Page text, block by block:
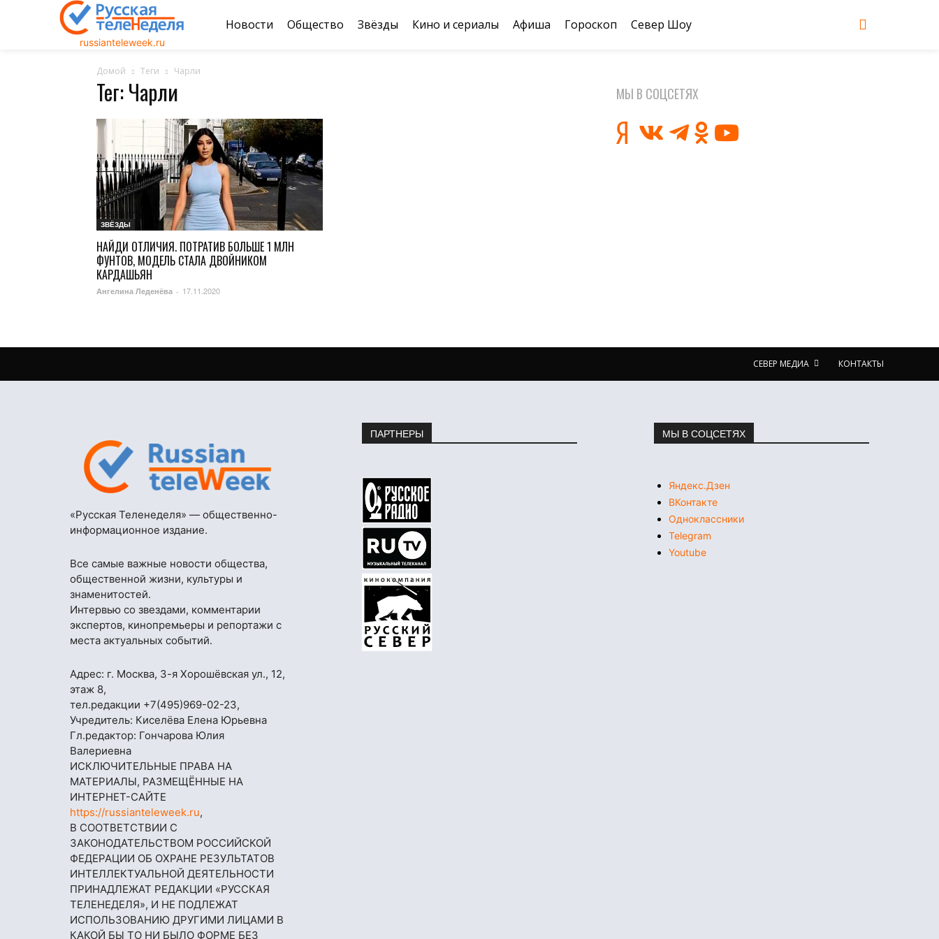
russianteleweek.ru
Новости Общество Звёзды Кино и сериалы Афиша Гороскоп Север Шоу
Домой Теги Чарли
Тег: Чарли
ЗВЁЗДЫ
НАЙДИ ОТЛИЧИЯ. ПОТРАТИВ БОЛЬШЕ 1 МЛН
ФУНТОВ, МОДЕЛЬ СТАЛА ДВОЙНИКОМ
КАРДАШЬЯН
Ангелина Леденёва - 17.11.2020
МЫ В СОЦСЕТЯХ
СЕВЕР МЕДИА КОНТАКТЫ
«Русская Теленеделя» — общественно-
информационное издание.
Все самые важные новости общества,
общественной жизни, культуры и
знаменитостей.
Интервью со звездами, комментарии
экспертов, кинопремьеры и репортажи с
места актуальных событий.
Адрес: г. Москва, 3-я Хорошёвская ул., 12,
этаж 8,
тел.редакции +7(495)969-02-23,
Учредитель: Киселёва Елена Юрьевна
Гл.редактор: Гончарова Юлия
Валериевна
ИСКЛЮЧИТЕЛЬНЫЕ ПРАВА НА
МАТЕРИАЛЫ, РАЗМЕЩЁННЫЕ НА
ИНТЕРНЕТ-САЙТЕ
https://russianteleweek.ru,
В СООТВЕТСТВИИ С
ЗАКОНОДАТЕЛЬСТВОМ РОССИЙСКОЙ
ФЕДЕРАЦИИ ОБ ОХРАНЕ РЕЗУЛЬТАТОВ
ИНТЕЛЛЕКТУАЛЬНОЙ ДЕЯТЕЛЬНОСТИ
ПРИНАДЛЕЖАТ РЕДАКЦИИ «РУССКАЯ
ТЕЛЕНЕДЕЛЯ», И НЕ ПОДЛЕЖАТ
ИСПОЛЬЗОВАНИЮ ДРУГИМИ ЛИЦАМИ В
КАКОЙ БЫ ТО НИ БЫЛО ФОРМЕ БЕЗ
ПАРТНЕРЫ МЫ В СОЦСЕТЯХ
Яндекс.Дзен
ВКонтакте
Одноклассники
Telegram
Youtube